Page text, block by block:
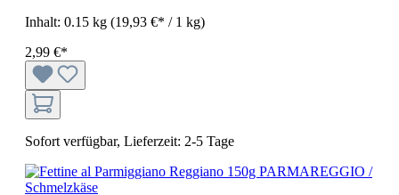
Inhalt: 0.15 kg (19,93 €* / 1 kg)
2,99 €*
Sofort verfügbar, Lieferzeit: 2-5 Tage